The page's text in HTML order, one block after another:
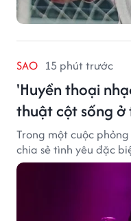
SAO 15 phút trước
'Huyền thoại
thuật cột sống ở
Trong một cuộc
chia sẻ tình yêu đặc